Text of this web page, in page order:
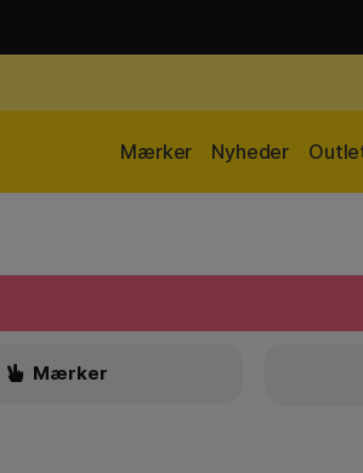
Nyheder
Mærker
Mærker